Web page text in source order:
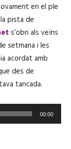
en el ple
pista de
s’obri als veïns
setmana i les
acordat amb
des de
tancada.
00:00